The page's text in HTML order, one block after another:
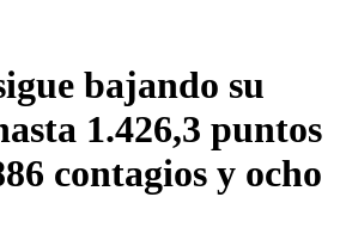
bajando su
1.426,3 puntos
contagios y ocho